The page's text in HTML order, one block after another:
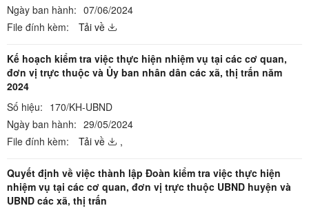
Ngày ban hành: 07/06/2024
File đính kèm:
Tải về
Kế hoạch kiểm tra việc thực hiện nhiệm vụ tại các cơ quan,
đơn vị trực thuộc và Ủy ban nhân dân các xã, thị trấn năm
2024
Số hiệu: 170/KH-UBND
Ngày ban hành: 29/05/2024
File đính kèm:
Tải về ,
Quyết định về việc thành lập Đoàn kiểm tra việc thực hiện
nhiệm vụ tại các cơ quan, đơn vị trực thuộc UBND huyện và
UBND các xã, thị trấn